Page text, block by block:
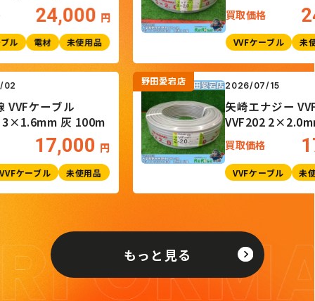
24,000 円
電材 未使用品
買取価格
VVFケーブル 未使用品
07/02
線 VVFケーブル
3×1.6mm 灰 100m
17,000
VVFケーブル 未使用品
野田愛宕店 2026/07/15
矢崎エナジ
VVF202
買取価格
VVFケーブル
もっと見る